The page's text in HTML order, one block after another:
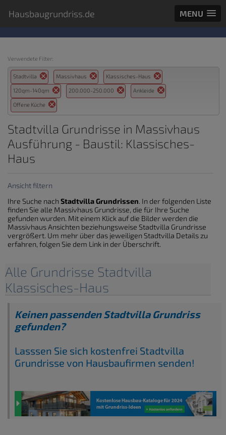
Hausbaugrundriss.de MENU
Verwendete Filter:
Stadtvilla Massivhaus Klassisches-Haus
120qm-140qm 200.000-250.000 Ankleide
Offene Küche
Stadtvilla Grundrisse in Massivhaus
Ausführung - Baustil: Klassisches-
Haus
Ansicht filtern
Ihre Suche nach Stadtvilla Grundrissen. In der folgenden Liste
finden Sie alle Massivhaus Grundrisse, die für Ihre Suche
gefunden wurden. Mit einem Klick auf die Bilder werden die
Massivhaus Ansichten beziehungsweise Stadtvilla Grundrisse
vergrößert. Um mehr über das jeweiligen Stadtvilla Details zu
erfahren, folgen Sie dem Link in der Überschrift.
Alle Grundrisse Stadtvilla
Klassisches-Haus
Keinen passenden Stadtvilla Grundriss
gefunden?
Lasssen Sie sich kostenfrei Stadtvilla
Grundrisse von Hausbaufirmen senden!